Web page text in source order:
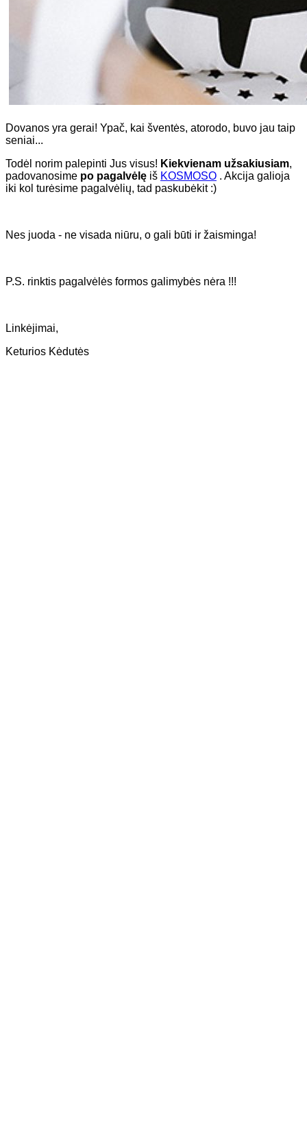
Dovanos yra gerai! Ypač, kai šventės, atorodo, buvo jau taip
seniai...
Todėl norim palepinti Jus visus! Kiekvienam užsakiusiam,
padovanosime po pagalvėlę iš KOSMOSO . Akcija galioja
iki kol turėsime pagalvėlių, tad paskubėkit :)
Nes juoda - ne visada niūru, o gali būti ir žaisminga!
P.S. rinktis pagalvėlės formos galimybės nėra !!!
Linkėjimai,
Keturios Kėdutės